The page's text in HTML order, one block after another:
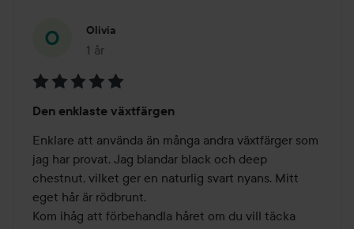
Olivia
1 år
Inlägget skapades 1 år
5
av
5
Den enklaste växtfärgen
Enklare att använda än många andra växtfärger som
jag har provat. Jag blandar black och deep
chestnut, vilket ger en naturlig svart nyans. Mitt
eget hår är rödbrunt.
Kom ihåg att förbehandla håret om du vill täcka